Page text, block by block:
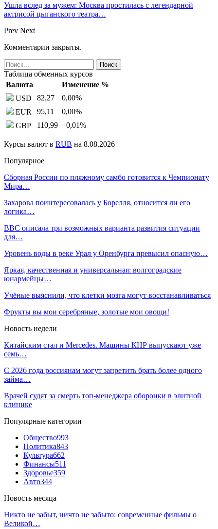
Ушла вслед за мужем: Москва простилась с легендарной
актрисой цыганского театра…
Prev Next
Комментарии закрыты.
Таблица обменных курсов
Валюта
Изменение %
USD
82,27 0,00%
EUR
95,11 0,00%
GBP
110,99 +0,01%
Курсы валют в RUB на 8.08.2026
Популярное
Сборная России по пляжному самбо готовится к Чемпионату
Мира…
Захарова поинтересовалась у Борелля, относится ли его
логика…
BBC описала три возможных варианта развития ситуации
для…
Уровень воды в реке Урал у Оренбурга превысил опасную…
Яркая, качественная и универсальная: волгоградские
юнармейцы…
Учёные выяснили, что клетки мозга могут восстанавливаться
Фрукты вы мои серебряные, золотые мои овощи!
Новость недели
Китайским стал и Mercedes. Машины КНР выпускают уже
семь…
С 2026 года россиянам могут запретить брать более одного
займа…
Врачей судят за смерть топ-менеджера оборонки в элитной
клинике
Популярные категории
Общество993
Политика843
Культура662
Финансы511
Здоровье359
Авто344
Новость месяца
Никто не забыт, ничто не забыто: современные фильмы о
Великой…